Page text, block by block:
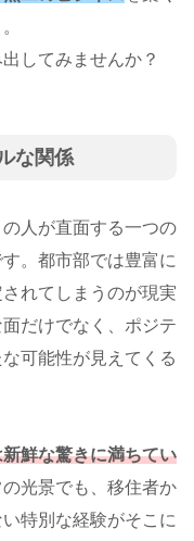
してみませんか？
な関係
人が直面する一つの
す。都市部では豊富に
れてしまうのが現実
だけでなく、ポジテ
可能性が見えてくる
鮮な驚きに満ちてい
光景でも、移住者か
特別な経験がそこに